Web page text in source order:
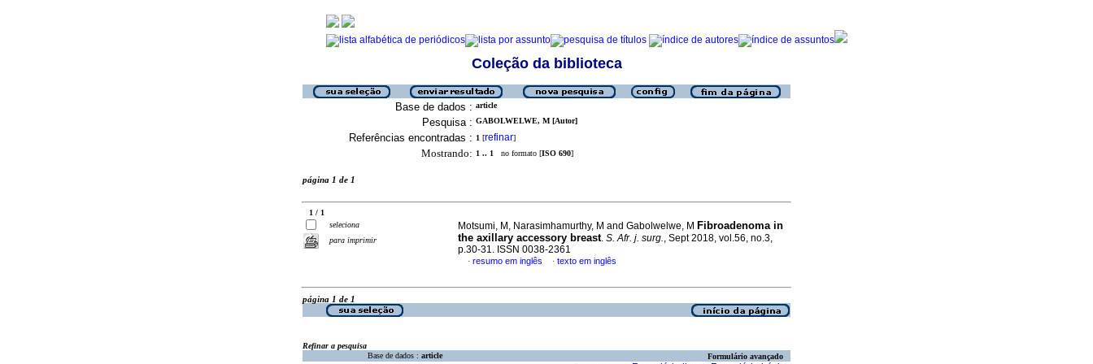
Coleção da biblioteca
Base de dados : article
Pesquisa : GABOLWELWE, M [Autor]
Referências encontradas : 1 [refinar]
Mostrando: 1 .. 1 no formato [ISO 690]
página 1 de 1
1 / 1
seleciona
para imprimir
Motsumi, M, Narasimhamurthy, M and Gabolwelwe, M Fibroadenoma in
the axillary accessory breast. S. Afr. j. surg., Sept 2018, vol.56, no.3,
p.30-31. ISSN 0038-2361
· resumo em inglês · texto em inglês
página 1 de 1
Refinar a pesquisa
Base de dados : article Formulário avançado